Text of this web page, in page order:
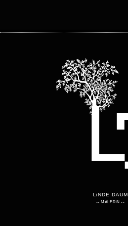
LiNDE DAUM
-- MALERiN --